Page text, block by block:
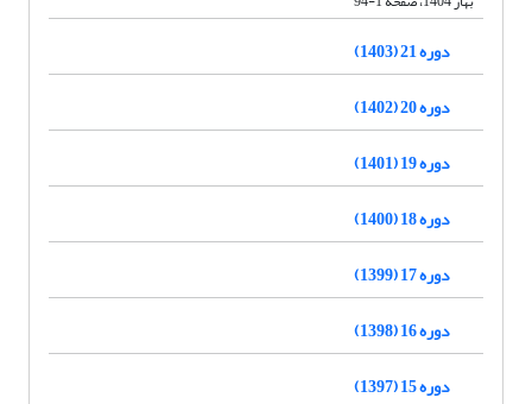
دوره 21 (1403)
دوره 20 (1402)
دوره 19 (1401)
دوره 18 (1400)
دوره 17 (1399)
دوره 16 (1398)
دوره 15 (1397)